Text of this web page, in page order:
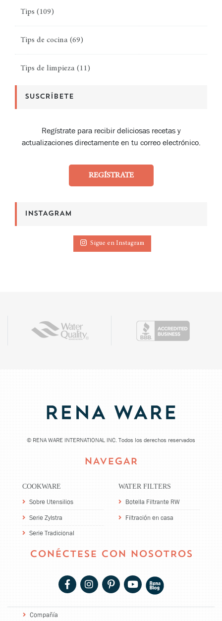
Tips (109)
Tips de cocina (69)
Tips de limpieza (11)
SUSCRÍBETE
Regístrate para recibir deliciosas recetas y
actualizaciones directamente en tu correo electrónico.
REGÍSTRATE
INSTAGRAM
Sigue en Instagram
© RENA WARE INTERNATIONAL INC. Todos los derechos reservados
NAVEGAR
COOKWARE
Sobre Utensilios
Serie Zylstra
Serie Tradicional
WATER FILTERS
Botella Filtrante RW
Filtración en casa
CONÉCTESE CON NOSOTROS
Compañía